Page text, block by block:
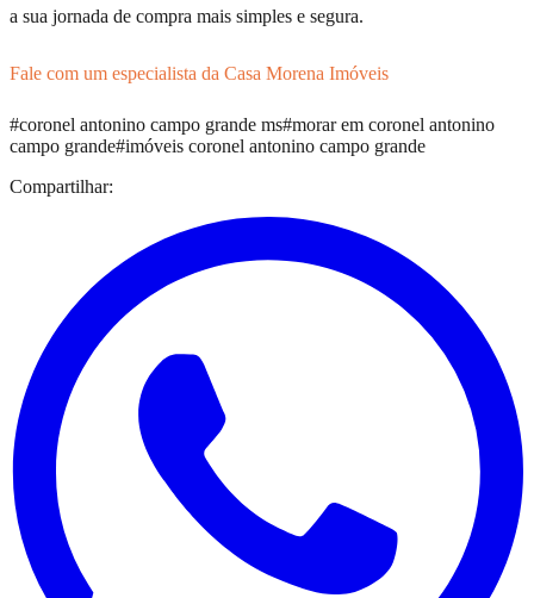
a sua jornada de compra mais simples e segura.
Fale com um especialista da Casa Morena Imóveis
#coronel antonino campo grande ms#morar em coronel antonino
campo grande#imóveis coronel antonino campo grande
Compartilhar: